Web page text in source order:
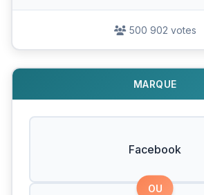
500 902 votes
MARQUE
Facebook
OU